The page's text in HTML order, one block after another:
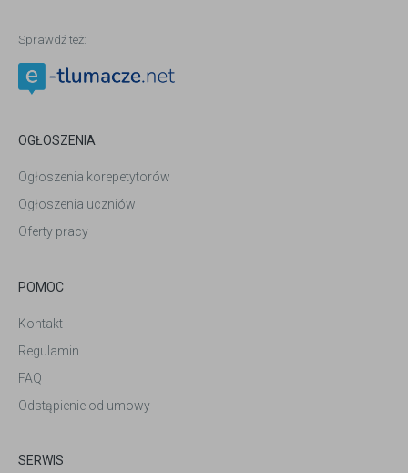
Sprawdź też:
OGŁOSZENIA
Ogłoszenia korepetytorów
Ogłoszenia uczniów
Oferty pracy
POMOC
Kontakt
Regulamin
FAQ
Odstąpienie od umowy
SERWIS